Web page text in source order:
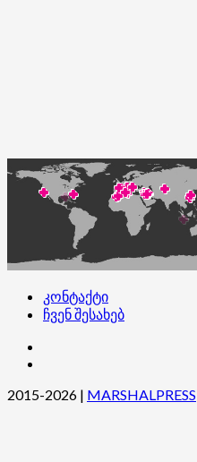
კონტაქტი
ჩვენ შესახებ
2015-2026 | MARSHALPRESS